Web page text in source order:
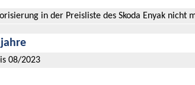
in der Preisliste des Skoda Enyak nicht
08/2023